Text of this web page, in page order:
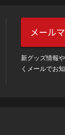
メール
新グッズ情報
くメールでお